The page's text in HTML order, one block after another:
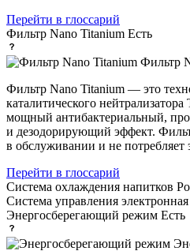
Перейти в глоссарий
Фильтр Nano Titanium Есть
Фильтр
Фильтр Nano Titanium — это
каталитического
мощный антибактериальный,
и дезодорирующий эффект.
в обслуживании и не потребляет
Перейти в глоссарий
Система охлаждения напитков
Система управления электронная
Энергосберегающий режим Есть